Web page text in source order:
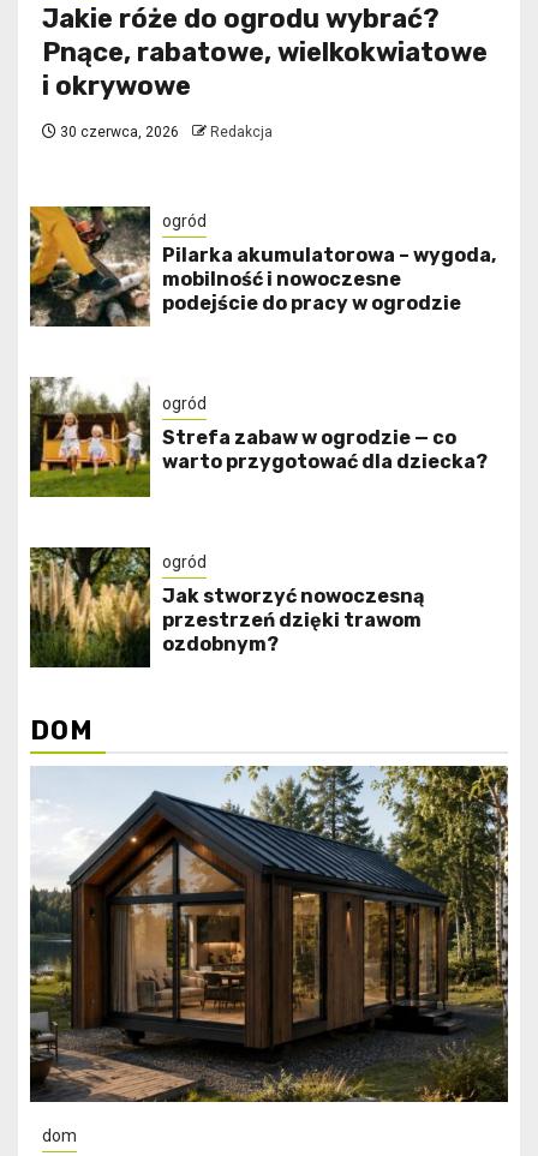
Jakie róże do ogrodu wybrać?
Pnące, rabatowe, wielkokwiatowe
i okrywowe
30 czerwca, 2026 Redakcja
ogród
Pilarka akumulatorowa – wygoda,
mobilność i nowoczesne
podejście do pracy w ogrodzie
ogród
Strefa zabaw w ogrodzie — co
warto przygotować dla dziecka?
ogród
Jak stworzyć nowoczesną
przestrzeń dzięki trawom
ozdobnym?
DOM
dom